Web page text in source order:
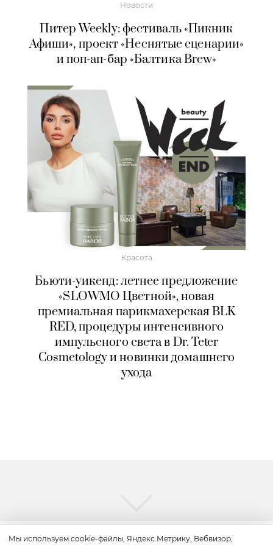
Новости
Питер Weekly: фестиваль «Пикник
Афиши», проект «Неснятые сценарии»
и поп-ап-бар «Балтика Brew»
Красота
Бьюти-уикенд: летнее предложение
«SLOWMO Цветной», новая
премиальная парикмахерская BLK
RED, процедуры интенсивного
импульсного света в Dr. Teter
Cosmetology и новинки домашнего
ухода
Мы используем cookie-файлы, Яндекс.Метрику, Вебвизор,